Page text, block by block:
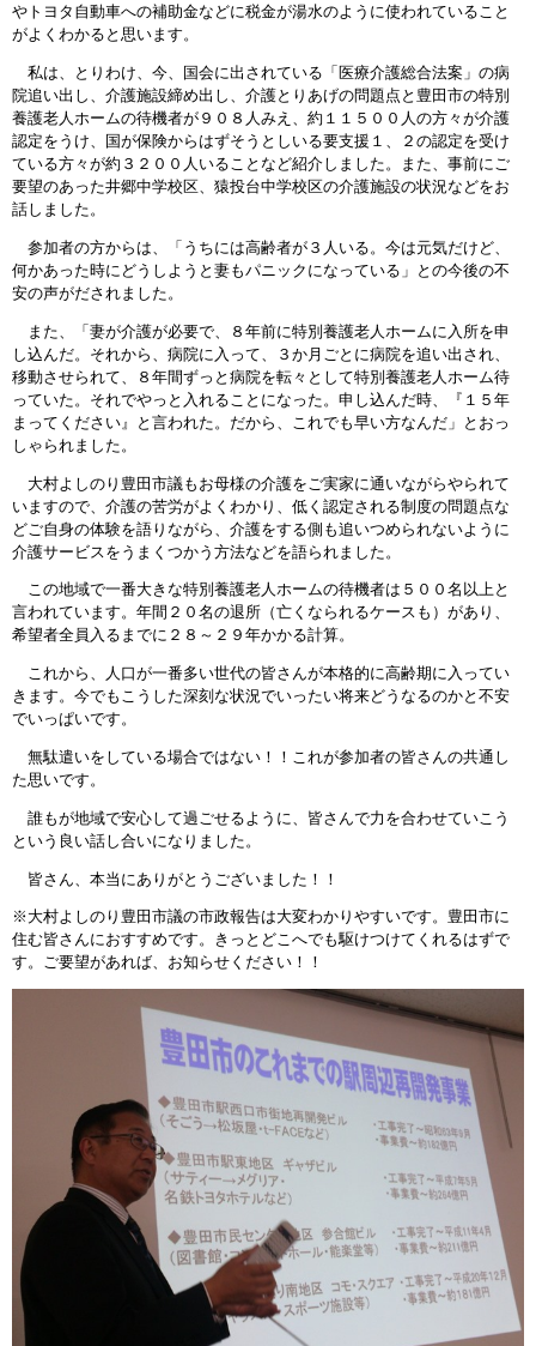
やトヨタ自動車への補助金などに税金が湯水のように使われていること
がよくわかると思います。
私は、とりわけ、今、国会に出されている「医療介護総合法案」の病
院追い出し、介護施設締め出し、介護とりあげの問題点と豊田市の特別
養護老人ホームの待機者が９０８人みえ、約１１５００人の方々が介護
認定をうけ、国が保険からはずそうとしいる要支援１、２の認定を受け
ている方々が約３２００人いることなど紹介しました。また、事前にご
要望のあった井郷中学校区、猿投台中学校区の介護施設の状況などをお
話しました。
参加者の方からは、「うちには高齢者が３人いる。今は元気だけど、
何かあった時にどうしようと妻もパニックになっている」との今後の不
安の声がだされました。
また、「妻が介護が必要で、８年前に特別養護老人ホームに入所を申
し込んだ。それから、病院に入って、３か月ごとに病院を追い出され、
移動させられて、８年間ずっと病院を転々として特別養護老人ホーム待
っていた。それでやっと入れることになった。申し込んだ時、『１５年
まってください』と言われた。だから、これでも早い方なんだ」とおっ
しゃられました。
大村よしのり豊田市議もお母様の介護をご実家に通いながらやられて
いますので、介護の苦労がよくわかり、低く認定される制度の問題点な
どご自身の体験を語りながら、介護をする側も追いつめられないように
介護サービスをうまくつかう方法などを語られました。
この地域で一番大きな特別養護老人ホームの待機者は５００名以上と
言われています。年間２０名の退所（亡くなられるケースも）があり、
希望者全員入るまでに２８～２９年かかる計算。
これから、人口が一番多い世代の皆さんが本格的に高齢期に入ってい
きます。今でもこうした深刻な状況でいったい将来どうなるのかと不安
でいっぱいです。
無駄遣いをしている場合ではない！！これが参加者の皆さんの共通し
た思いです。
誰もが地域で安心して過ごせるように、皆さんで力を合わせていこう
という良い話し合いになりました。
皆さん、本当にありがとうございました！！
※大村よしのり豊田市議の市政報告は大変わかりやすいです。豊田市に
住む皆さんにおすすめです。きっとどこへでも駆けつけてくれるはずで
す。ご要望があれば、お知らせください！！